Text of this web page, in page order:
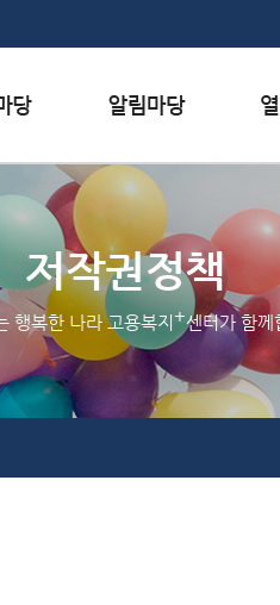
실
보
트
행사일정
공지사항
홍보/보도자료실
자
불
저작권정책
행복한 나라 고용복지+센터가 함께